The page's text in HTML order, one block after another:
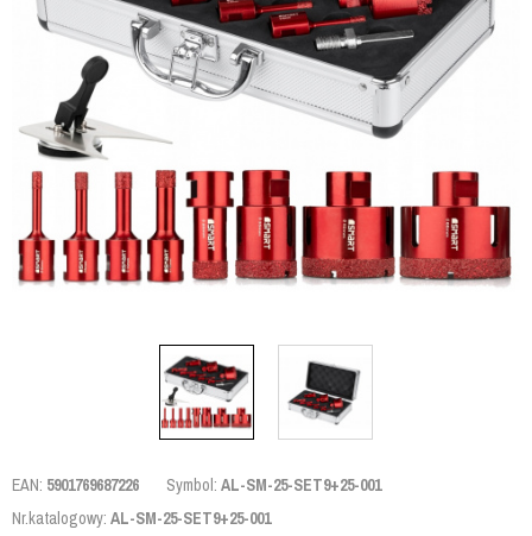
EAN: 5901769687226 Symbol: AL-SM-25-SET9+25-001
Nr.katalogowy: AL-SM-25-SET9+25-001